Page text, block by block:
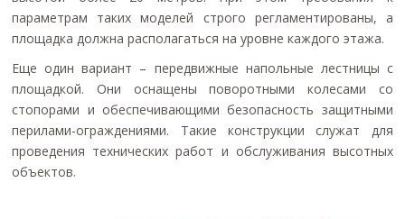
параметрам таких моделей строго регламентированы, а
площадка должна располагаться на уровне каждого этажа.
Еще один вариант – передвижные напольные лестницы с
площадкой. Они оснащены поворотными колесами со
стопорами и обеспечивающими безопасность защитными
перилами-ограждениями. Такие конструкции служат для
проведения технических работ и обслуживания высотных
объектов.